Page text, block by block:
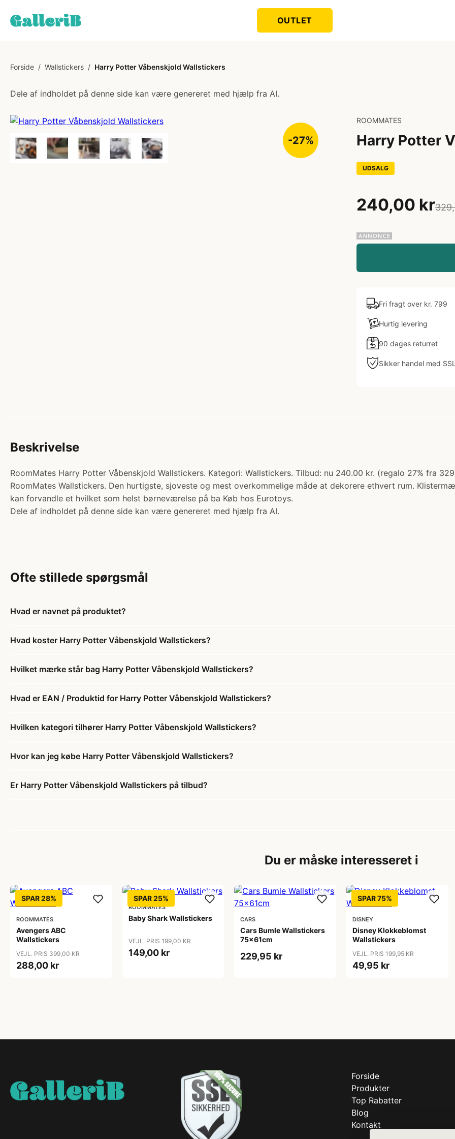
OUTLET
Forside / Wallstickers / Harry Potter Våbenskjold Wallstickers
Dele af indholdet på denne side kan være genereret med hjælp fra AI.
-27%
ROOMMATES
Harry Potter
UDSALG
240,00 kr
Fri fragt over kr. 799
Hurtig levering
90 dages returret
Sikker handel med SSL
Beskrivelse
RoomMates Harry Potter Våbenskjold Wallstickers. Kategori: Wallstickers. Tilbud: nu 240.00 kr. (regalo 27% fra
RoomMates Wallstickers. Den hurtigste, sjoveste og mest overkommelige måde at dekorere ethvert rum.
kan forvandle et hvilket som helst børneværelse på ba Køb hos Eurotoys.
Dele af indholdet på denne side kan være genereret med hjælp fra AI.
Ofte stillede spørgsmål
Hvad er navnet på produktet?
Hvad koster Harry Potter Våbenskjold Wallstickers?
Hvilket mærke står bag Harry Potter Våbenskjold Wallstickers?
Hvad er EAN / Produktid for Harry Potter Våbenskjold Wallstickers?
Hvilken kategori tilhører Harry Potter Våbenskjold Wallstickers?
Hvor kan jeg købe Harry Potter Våbenskjold Wallstickers?
Er Harry Potter Våbenskjold Wallstickers på tilbud?
Du er måske interesseret i
SPAR 28%
ROOMMATES
Avengers ABC
Wallstickers
VEJL. PRIS 399,00 KR
288,00 kr
SPAR 25%
ROOMMATES
Baby Shark Wallstickers
VEJL. PRIS 199,00 KR
149,00 kr
CARS
Cars Bumle Wallstickers
75x61cm
229,95 kr
SPAR 75%
DISNEY
Disney Klokkeblomst
Wallstickers
VEJL. PRIS 199,95 KR
49,95 kr
Forside
Produkter
Top Rabatter
Blog
Kontakt